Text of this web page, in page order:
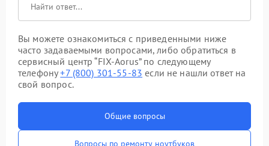
Вы можете ознакомиться с приведенными ниже
часто задаваемыми вопросами, либо обратиться в
сервисный центр “FIX-Aorus” по следующему
телефону+7 (800) 301-55-83 если не нашли ответ на
свой вопрос.
Общие вопросы